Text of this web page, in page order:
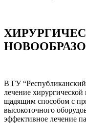
В ГУ
лечение хирургической
щадящим способом с
высокоточного
эффективное лечение